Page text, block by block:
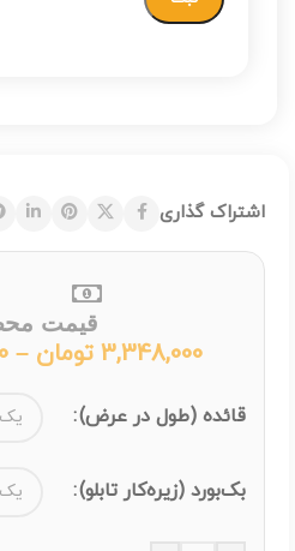
اشتراک گذاری
قیمت
3,348,000 تومان –
قائده (طول در عرض)
بک‌بورد (زیره‌کار تابلو)